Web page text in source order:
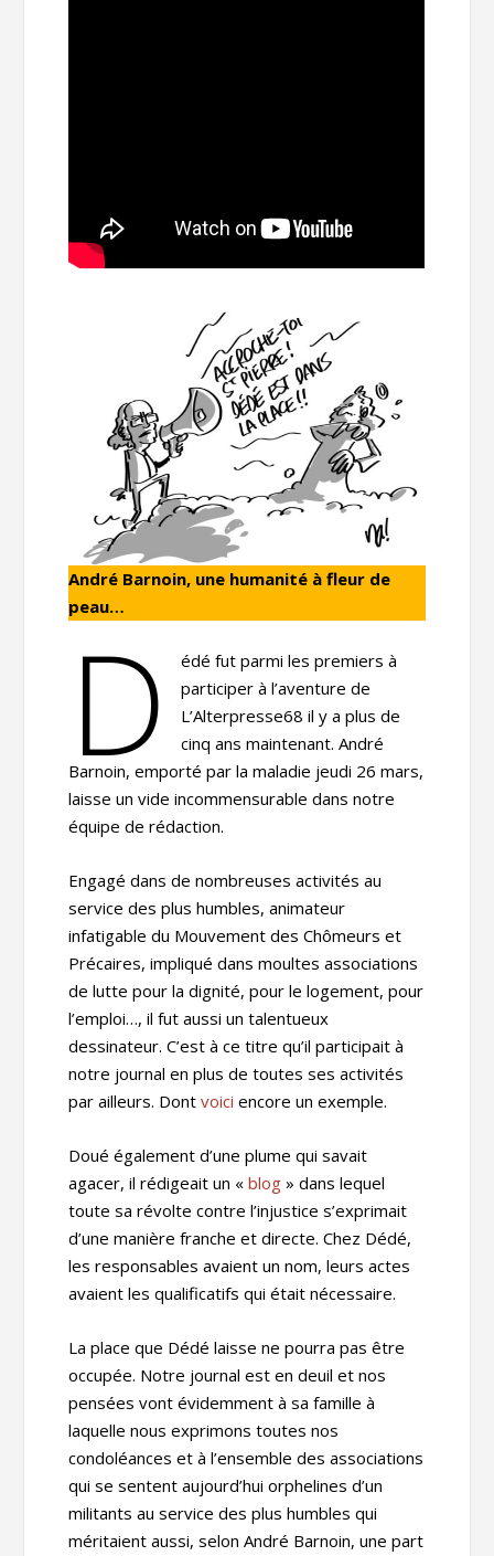
André Barnoin, une humanité à fleur de
peau…
D
édé fut parmi les premiers à
participer à l’aventure de
L’Alterpresse68 il y a plus de
cinq ans maintenant. André
Barnoin, emporté par la maladie jeudi 26 mars,
laisse un vide incommensurable dans notre
équipe de rédaction.
Engagé dans de nombreuses activités au
service des plus humbles, animateur
infatigable du Mouvement des Chômeurs et
Précaires, impliqué dans moultes associations
de lutte pour la dignité, pour le logement, pour
l’emploi…, il fut aussi un talentueux
dessinateur. C’est à ce titre qu’il participait à
notre journal en plus de toutes ses activités
par ailleurs. Dontvoiciencore un exemple.
Doué également d’une plume qui savait
agacer, il rédigeait un «blog» dans lequel
toute sa révolte contre l’injustice s’exprimait
d’une manière franche et directe. Chez Dédé,
les responsables avaient un nom, leurs actes
avaient les qualificatifs qui était nécessaire.
La place que Dédé laisse ne pourra pas être
occupée. Notre journal est en deuil et nos
pensées vont évidemment à sa famille à
laquelle nous exprimons toutes nos
condoléances et à l’ensemble des associations
qui se sentent aujourd’hui orphelines d’un
militants au service des plus humbles qui
méritaient aussi, selon André Barnoin, une part